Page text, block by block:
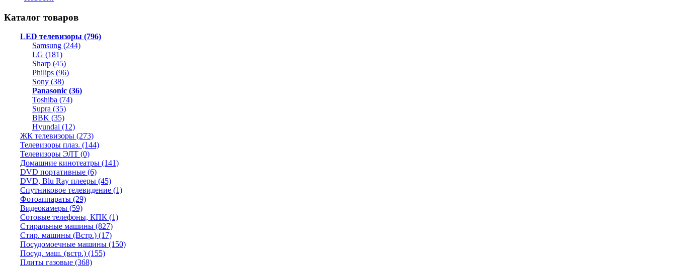
Каталог товаров
LED телевизоры (796)
Samsung (244)
LG (181)
Sharp (45)
Philips (96)
Sony (38)
Panasonic (36)
Toshiba (74)
Supra (35)
BBK (35)
Hyundai (12)
ЖК телевизоры (273)
Телевизоры плаз. (144)
Телевизоры ЭЛТ (0)
Домашние кинотеатры (141)
DVD портативные (6)
DVD, Blu Ray плееры (45)
Спутниковое телевидение (1)
Фотоаппараты (29)
Видеокамеры (59)
Сотовые телефоны, КПК (1)
Стиральные машины (827)
Стир. машины (Встр.) (17)
Посудомоечные машины (150)
Посуд. маш. (встр.) (155)
Плиты газовые (368)